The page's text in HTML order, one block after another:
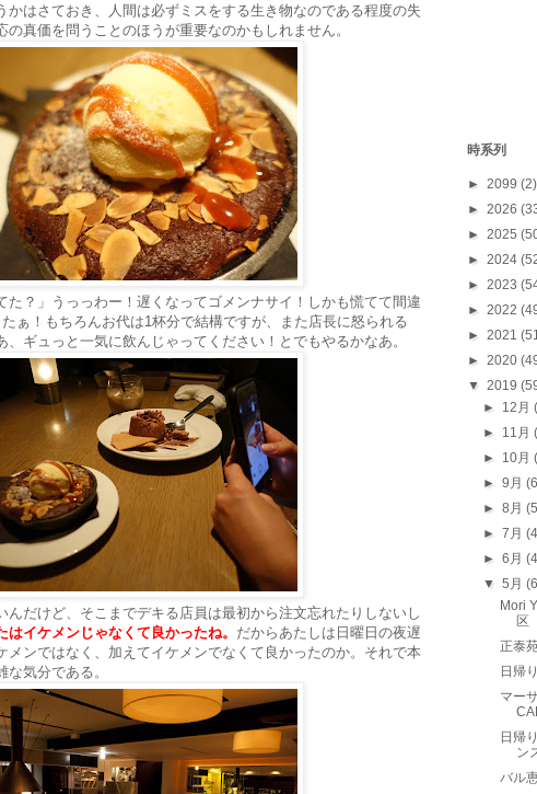
かはさておき、人間は必ずミスをする生き物なのである程度の失
真価を問うことのほうが重要なのかもしれません。
た？」うっっわー！遅くなってゴメンナサイ！しかも慌てて間違
ぁ！もちろんお代は1杯分で結構ですが、また店長に怒られる
、ギュっと一気に飲んじゃってください！とでもやるかなあ。
んだけど、そこまでデキる店員は最初から注文忘れたりしないし
はイケメンじゃなくて良かったね。 だからあたしは日曜日の夜遅
メンではなく、加えてイケメンでなくて良かったのか。それで本
気分である。
時系列
► 2099 (2)
► 2026
► 2025
► 2024
► 2023
► 2022
► 2021
► 2020
▼ 2019
► 12月
► 11月
► 10月
►9月
►8月
►7月
►6月
▼5月
Mori
区
正泰
日帰
マー
日帰
ン
バル